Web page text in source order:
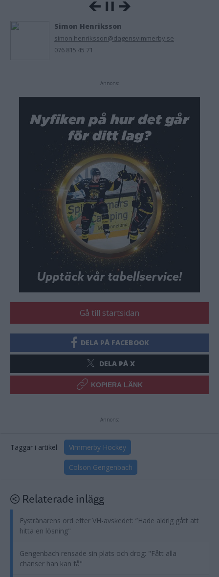
Simon Henriksson
simon.henriksson@dagensvimmerby.se
076 815 45 71
Annons:
Gå till startsidan
DELA PÅ FACEBOOK
DELA PÅ X
KOPIERA LÄNK
Annons:
Taggar i artikel Vimmerby Hockey
Colson Gengenbach
Relaterade inlägg
Fystränarens ord efter VH-avskedet: ”Hade aldrig gått att
hitta en lösning"
Gengenbach rensade sin plats och drog: "Fått alla
chanser han kan få"